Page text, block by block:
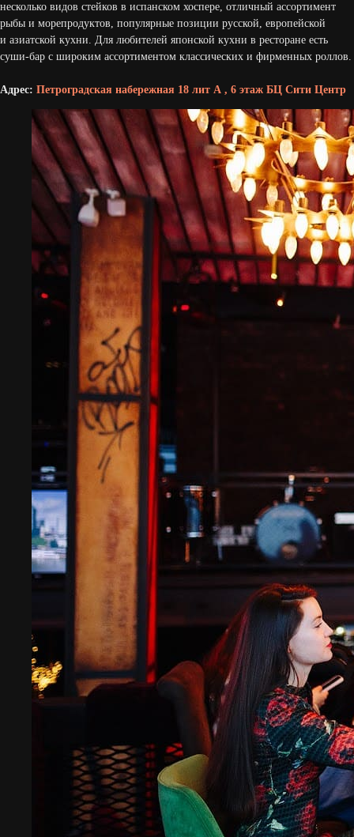
несколько видов стейков в испанском хоспере, отличный ассортимент
рыбы и морепродуктов, популярные позиции русской, европейской
и азиатской кухни. Для любителей японской кухни в ресторане есть
суши-бар с широким ассортиментом классических и фирменных роллов.
Адрес: Петроградская набережная 18 лит А , 6 этаж БЦ Сити Центр